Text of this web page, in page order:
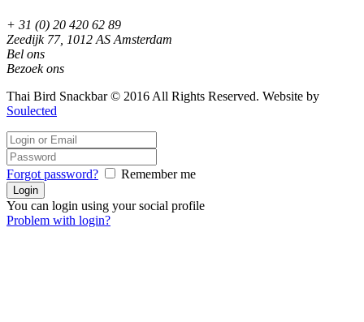
+ 31 (0) 20 420 62 89
Zeedijk 77, 1012 AS Amsterdam
Bel ons
Bezoek ons
Thai Bird Snackbar © 2016 All Rights Reserved. Website by
Soulected
Forgot password? Remember me
You can login using your social profile
Problem with login?